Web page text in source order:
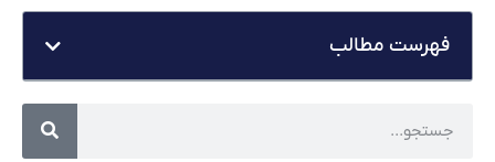
فهرست مطالب